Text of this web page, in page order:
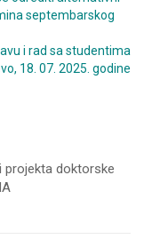
septembarskog
i rad sa studentima
18. 07. 2025. godine
projekta doktorske